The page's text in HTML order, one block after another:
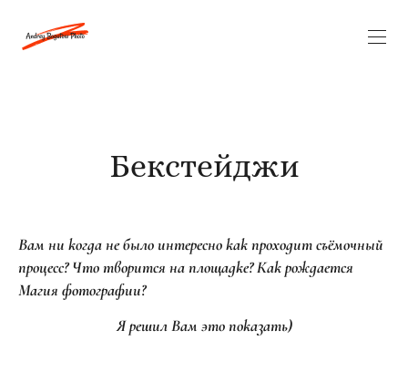
Бекстейджи
Вам ни когда не было интересно как проходит съёмочный
процесс? Что творится на площадке? Как рождается
Магия фотографии?
Я решил Вам это показать)